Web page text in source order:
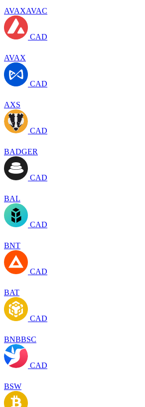
AVAXAVAC
CAD
AVAX
CAD
AXS
CAD
BADGER
CAD
BAL
CAD
BNT
CAD
BAT
CAD
BNBBSC
CAD
BSW